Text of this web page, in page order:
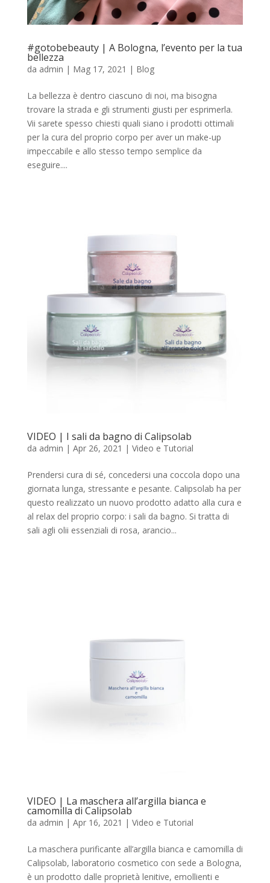
#gotobebeauty | A Bologna, l’evento per la tua
bellezza
da admin | Mag 17, 2021 | Blog
La bellezza è dentro ciascuno di noi, ma bisogna
trovare la strada e gli strumenti giusti per esprimerla.
Vii sarete spesso chiesti quali siano i prodotti ottimali
per la cura del proprio corpo per aver un make-up
impeccabile e allo stesso tempo semplice da
eseguire....
VIDEO | I sali da bagno di Calipsolab
da admin | Apr 26, 2021 | Video e Tutorial
Prendersi cura di sé, concedersi una coccola dopo una
giornata lunga, stressante e pesante. Calipsolab ha per
questo realizzato un nuovo prodotto adatto alla cura e
al relax del proprio corpo: i sali da bagno. Si tratta di
sali agli olii essenziali di rosa, arancio...
VIDEO | La maschera all’argilla bianca e
camomilla di Calipsolab
da admin | Apr 16, 2021 | Video e Tutorial
La maschera purificante all’argilla bianca e camomilla di
Calipsolab, laboratorio cosmetico con sede a Bologna,
è un prodotto dalle proprietà lenitive, emollienti e